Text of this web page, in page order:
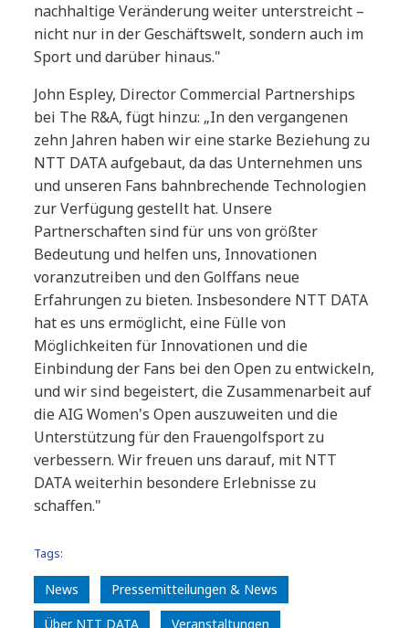
nachhaltige Veränderung weiter unterstreicht –
nicht nur in der Geschäftswelt, sondern auch im
Sport und darüber hinaus."
John Espley, Director Commercial Partnerships
bei The R&A, fügt hinzu: „In den vergangenen
zehn Jahren haben wir eine starke Beziehung zu
NTT DATA aufgebaut, da das Unternehmen uns
und unseren Fans bahnbrechende Technologien
zur Verfügung gestellt hat. Unsere
Partnerschaften sind für uns von größter
Bedeutung und helfen uns, Innovationen
voranzutreiben und den Golffans neue
Erfahrungen zu bieten. Insbesondere NTT DATA
hat es uns ermöglicht, eine Fülle von
Möglichkeiten für Innovationen und die
Einbindung der Fans bei den Open zu entwickeln,
und wir sind begeistert, die Zusammenarbeit auf
die AIG Women's Open auszuweiten und die
Unterstützung für den Frauengolfsport zu
verbessern. Wir freuen uns darauf, mit NTT
DATA weiterhin besondere Erlebnisse zu
schaffen."
Tags:
News
Pressemitteilungen & News
Über NTT DATA
Veranstaltungen